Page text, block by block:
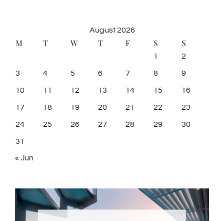
August 2026
M T W T F S S
1 2
3 4 5 6 7 8 9
10 11 12 13 14 15 16
17 18 19 20 21 22 23
24 25 26 27 28 29 30
31
« Jun